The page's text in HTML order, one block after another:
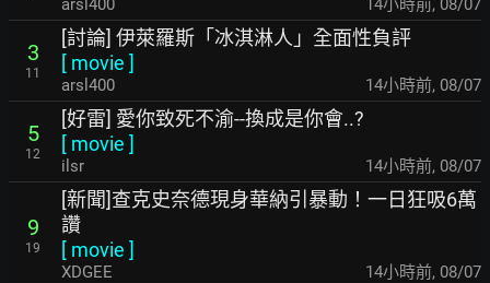
arsl400 14小時前, 08/07
3
11
[討論] 伊萊羅斯「冰淇淋人」全面性負評
[ movie ]
arsl400 14小時前, 08/07
5
12
[好雷] 愛你致死不渝--換成是你會..?
[ movie ]
ilsr 14小時前, 08/07
9
19
[新聞]查克史奈德現身華納引暴動！一日狂吸6萬
讚
[ movie ]
XDGEE 14小時前, 08/07